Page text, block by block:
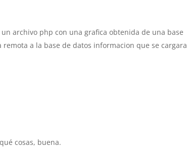
archivo php con una grafica obtenida de una base
a la base de datos informacion que se cargara
cosas, buena.